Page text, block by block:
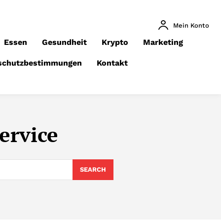
Mein Konto
Essen Gesundheit Krypto Marketing
Kontakt
SEARCH